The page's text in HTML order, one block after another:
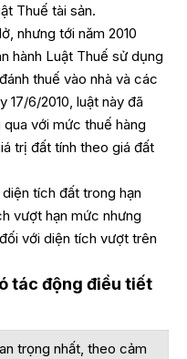
Thuế tài sản.
nhưng tới năm 2010
hành Luật Thuế sử dụng
thuế vào nhà và các
17/6/2010, luật này đã
với mức thuế hàng
trị đất tính theo giá đất
tích đất trong hạn
vượt hạn mức nhưng
với diện tích vượt trên
tác động điều tiết
trọng nhất, theo cảm